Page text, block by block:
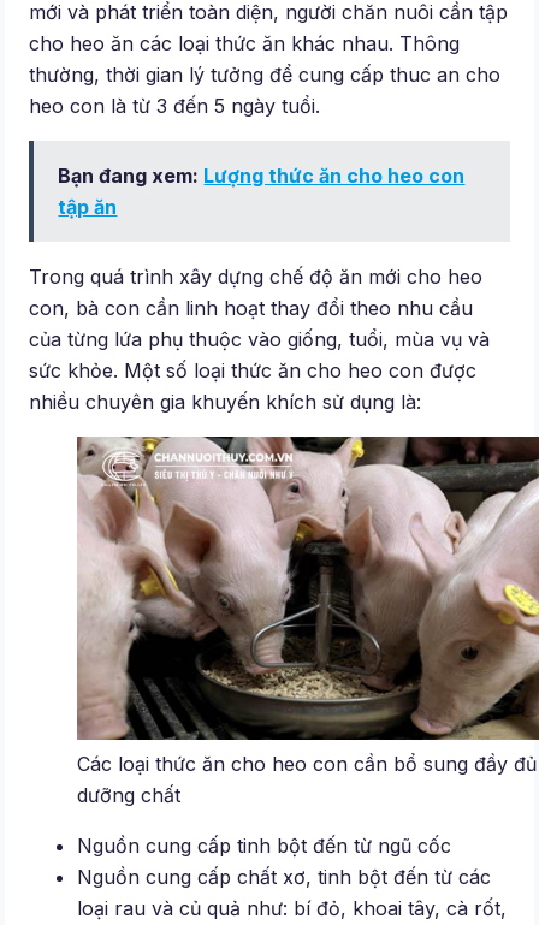
mới và phát triển toàn diện, người chăn nuôi cần tập
cho heo ăn các loại thức ăn khác nhau. Thông
thường, thời gian lý tưởng để cung cấp thuc an cho
heo con là từ 3 đến 5 ngày tuổi.
Bạn đang xem: Lượng thức ăn cho heo con
tập ăn
Trong quá trình xây dựng chế độ ăn mới cho heo
con, bà con cần linh hoạt thay đổi theo nhu cầu
của từng lứa phụ thuộc vào giống, tuổi, mùa vụ và
sức khỏe. Một số loại thức ăn cho heo con được
nhiều chuyên gia khuyến khích sử dụng là:
Các loại thức ăn cho heo con cần bổ sung đầy đủ
dưỡng chất
Nguồn cung cấp tinh bột đến từ ngũ cốc
Nguồn cung cấp chất xơ, tinh bột đến từ các
loại rau và củ quả như: bí đỏ, khoai tây, cà rốt,